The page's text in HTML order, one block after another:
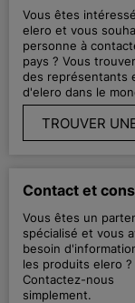
Vous êtes
elero et vous
personne à
pays ? Vous
des représentants
d'elero dans le
TROUVER
Contact et
Vous êtes un
spécialisé et vous
besoin
les produits elero ?
Contactez-nous
simplement.